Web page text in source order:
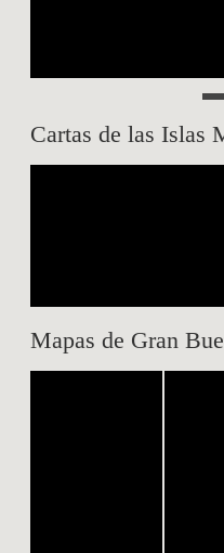
Cartas de las Islas
Mapas de Gran